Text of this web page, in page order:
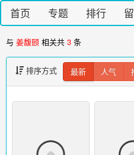
首页 专题 排行
与 姜馥颐 相关共 3 条
排序方式 最新 人气